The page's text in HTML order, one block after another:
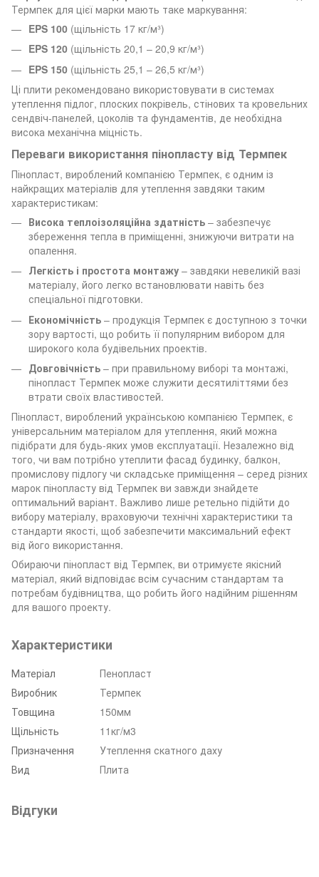
Термпек для цієї марки мають таке маркування:
EPS 100 (щільність 17 кг/м³)
EPS 120 (щільність 20,1 – 20,9 кг/м³)
EPS 150 (щільність 25,1 – 26,5 кг/м³)
Ці плити рекомендовано використовувати в системах
утеплення підлог, плоских покрівель, стінових та кровельних
сендвіч-панелей, цоколів та фундаментів, де необхідна
висока механічна міцність.
Переваги використання пінопласту від Термпек
Пінопласт, вироблений компанією Термпек, є одним із
найкращих матеріалів для утеплення завдяки таким
характеристикам:
Висока теплоізоляційна здатність – забезпечує
збереження тепла в приміщенні, знижуючи витрати на
опалення.
Легкість і простота монтажу – завдяки невеликій вазі
матеріалу, його легко встановлювати навіть без
спеціальної підготовки.
Економічність – продукція Термпек є доступною з точки
зору вартості, що робить її популярним вибором для
широкого кола будівельних проектів.
Довговічність – при правильному виборі та монтажі,
пінопласт Термпек може служити десятиліттями без
втрати своїх властивостей.
Пінопласт, вироблений українською компанією Термпек, є
універсальним матеріалом для утеплення, який можна
підібрати для будь-яких умов експлуатації. Незалежно від
того, чи вам потрібно утеплити фасад будинку, балкон,
промислову підлогу чи складське приміщення – серед різних
марок пінопласту від Термпек ви завжди знайдете
оптимальний варіант. Важливо лише ретельно підійти до
вибору матеріалу, враховуючи технічні характеристики та
стандарти якості, щоб забезпечити максимальний ефект
від його використання.
Обираючи пінопласт від Термпек, ви отримуєте якісний
матеріал, який відповідає всім сучасним стандартам та
потребам будівництва, що робить його надійним рішенням
для вашого проекту.
Характеристики
Матеріал
Пенопласт
Виробник
Термпек
Товщина
150мм
Щільність
11кг/м3
Призначення
Утеплення скатного даху
Вид
Плита
Відгуки